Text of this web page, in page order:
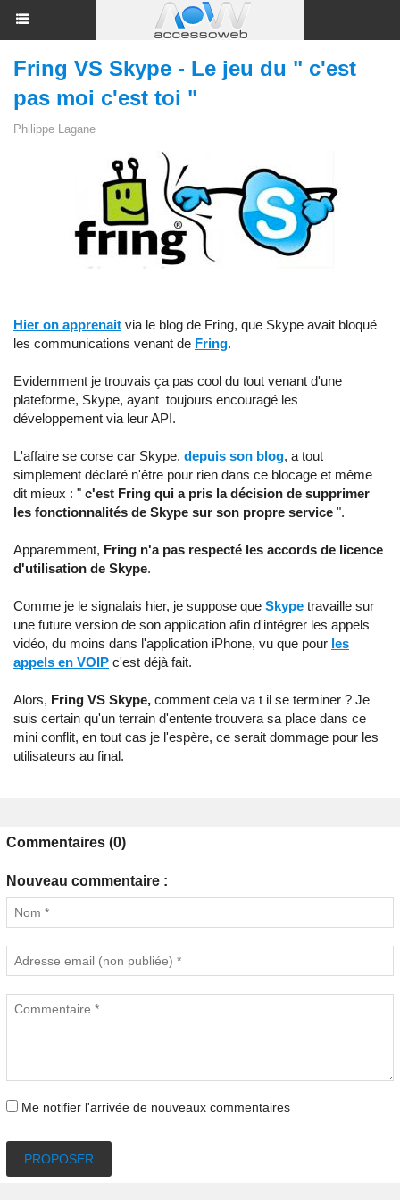
Fring VS Skype - Le jeu du " c'est
pas moi c'est toi "
Philippe Lagane
Hier on apprenait via le blog de Fring, que Skype avait bloqué
les communications venant de Fring.
Evidemment je trouvais ça pas cool du tout venant d'une
plateforme, Skype, ayant toujours encouragé les
développement via leur API.
L'affaire se corse car Skype, depuis son blog, a tout
simplement déclaré n'être pour rien dans ce blocage et même
dit mieux : " c'est Fring qui a pris la décision de supprimer
les fonctionnalités de Skype sur son propre service ".
Apparemment, Fring n'a pas respecté les accords de licence
d'utilisation de Skype.
Comme je le signalais hier, je suppose que Skype travaille sur
une future version de son application afin d'intégrer les appels
vidéo, du moins dans l'application iPhone, vu que pour les
appels en VOIP c'est déjà fait.
Alors, Fring VS Skype, comment cela va t il se terminer ? Je
suis certain qu'un terrain d'entente trouvera sa place dans ce
mini conflit, en tout cas je l'espère, ce serait dommage pour les
utilisateurs au final.
Commentaires (0)
Nouveau commentaire :
Me notifier l'arrivée de nouveaux commentaires
PROPOSER